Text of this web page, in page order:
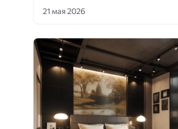
21 мая 2026